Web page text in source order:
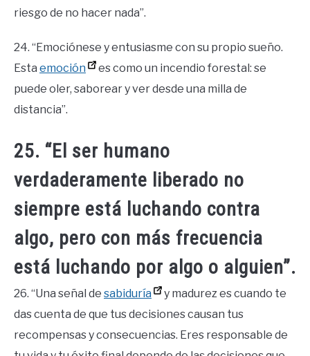
riesgo de no hacer nada”.
24. “Emociónese y entusiasme con su propio sueño.
Esta emoción
es como un incendio forestal: se
puede oler, saborear y ver desde una milla de
distancia”.
25. “El ser humano
verdaderamente liberado no
siempre está luchando contra
algo, pero con más frecuencia
está luchando por algo o alguien”.
26. “Una señal de sabiduría
y madurez es cuando te
das cuenta de que tus decisiones causan tus
recompensas y consecuencias. Eres responsable de